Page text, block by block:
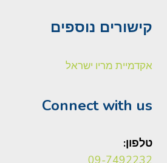
קישורים נוספים
אקדמיית מריו ישראל
Connect with us
טלפון:
09-7492232